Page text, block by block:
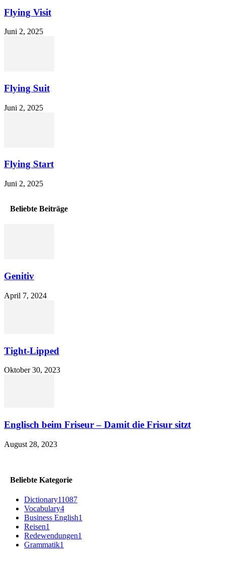
Flying Visit
Juni 2, 2025
Flying Suit
Juni 2, 2025
Flying Start
Juni 2, 2025
Beliebte Beiträge
Genitiv
April 7, 2024
Tight-Lipped
Oktober 30, 2023
Englisch beim Friseur – Damit die Frisur sitzt
August 28, 2023
Beliebte Kategorie
Dictionary11087
Vocabulary4
Business English1
Reisen1
Redewendungen1
Grammatik1